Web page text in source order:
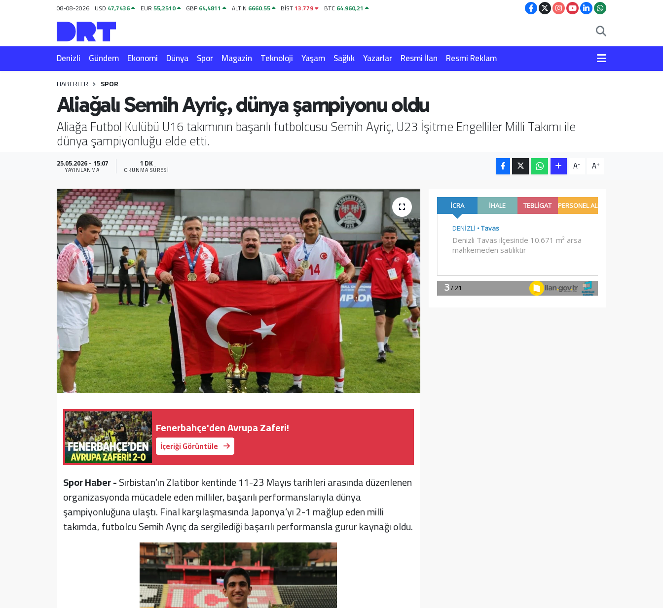
08-08-2026 USD 47,7436 EUR55,2510 GBP64,4811 ALTIN 6660.55 BİST13.779 BTC64.960,21
Denizli Gündem Ekonomi Dünya Spor Magazin Teknoloji Yaşam Sağlık Yazarlar Resmi İlan Resmi Reklam
HABERLER SPOR
Aliağalı Semih Ayriç, dünya şampiyonu oldu
Aliağa Futbol Kulübü U16 takımının başarılı futbolcusu Semih Ayriç, U23 İşitme Engelliler Milli Takımı ile
dünya şampiyonluğu elde etti.
25.05.2026 - 15:07
YAYINLANMA
1 DK
OKUNMA SÜRESI A- A+
Fenerbahçe'den Avrupa Zaferi!
İçeriği Görüntüle
Spor Haber -Sırbistan’ın Zlatibor kentinde 11-23 Mayıs tarihleri arasında düzenlenen
organizasyonda mücadele eden milliler, başarılı performanslarıyla dünya
şampiyonluğuna ulaştı. Final karşılaşmasında Japonya’yı 2-1 mağlup eden milli
takımda, futbolcu Semih Ayrıç da sergilediği başarılı performansla gurur kaynağı oldu.
Gündem
Ekonomi
Magazin
Teknoloji
Yazarlar
Resmi İlan
Resmi Reklam
Hava Durumu
Trafik Durumu
Puan Durumu ve Fikstür
Tüm Manşetler
Son Dakika Haberleri
Haber Arşivi